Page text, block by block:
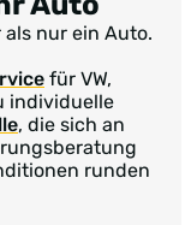
als nur ein Auto.
für VW,
individuelle
, die sich an
runden